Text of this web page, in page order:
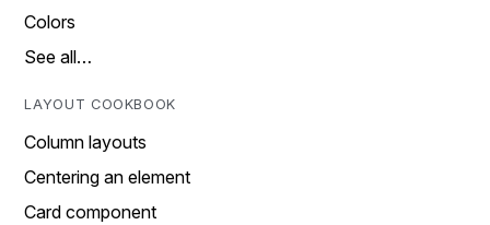
Colors
See all…
LAYOUT COOKBOOK
Column layouts
Centering an element
Card component